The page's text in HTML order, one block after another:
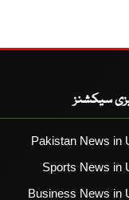
سیکشنز
Pakistan News in
Sports News in
Business News in